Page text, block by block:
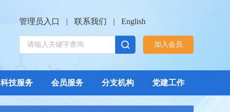
管理员入口 | 联系我们 | English
加入会员
科技服务 会员服务 分支机构 党建工作